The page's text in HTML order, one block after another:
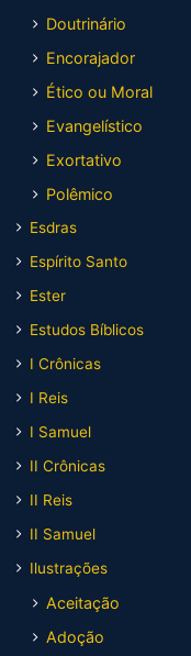
Doutrinário
Encorajador
Ético ou Moral
Evangelístico
Exortativo
Polêmico
Esdras
Espírito Santo
Ester
Estudos Bíblicos
I Crônicas
I Reis
I Samuel
II Crônicas
II Reis
II Samuel
Ilustrações
Aceitação
Adoção